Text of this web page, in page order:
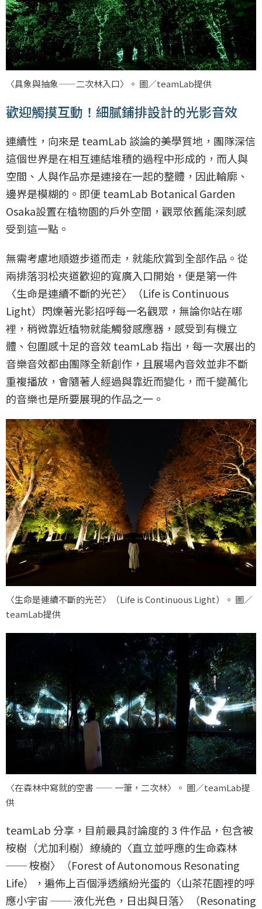
〈具象與抽象——二次林入口〉。 圖／teamLab提供
歡迎觸摸互動！細膩鋪排設計的光影音效
連續性，向來是 teamLab 談論的美學質地，團隊深信
這個世界是在相互連結堆積的過程中形成的，而人與
空間、人與作品亦是連接在一起的整體，因此輪廓、
邊界是模糊的。即便 teamLab Botanical Garden
Osaka設置在植物園的戶外空間，觀眾依舊能深刻感
受到這一點。
無需考慮地順遊步道而走，就能欣賞到全部作品。從
兩排落羽松夾道歡迎的寬廣入口開始，便是第一件
〈生命是連續不斷的光芒〉（Life is Continuous
Light）閃爍著光影招呼每一名觀眾，無論你站在哪
裡，稍微靠近植物就能觸發感應器，感受到有機立
體、包圍感十足的音效 teamLab 指出，每一次展出的
音樂音效都由團隊全新創作，且展場內音效並非不斷
重複播放，會隨著人經過與靠近而變化，而千變萬化
的音樂也是所要展現的作品之一。
〈生命是連續不斷的光芒〉（Life is Continuous Light）。 圖／
teamLab提供
〈在森林中寫就的空書 —— 一筆，二次林〉。 圖／teamLab提
供
teamLab 分享，目前最具討論度的 3 件作品，包含被
桉樹（尤加利樹）繚繞的〈直立並呼應的生命森林
── 桉樹〉（Forest of Autonomous Resonating
Life），遍佈上百個淨透繽紛光蛋的〈山茶花園裡的呼
應小宇宙 ── 液化光色，日出與日落〉（Resonating